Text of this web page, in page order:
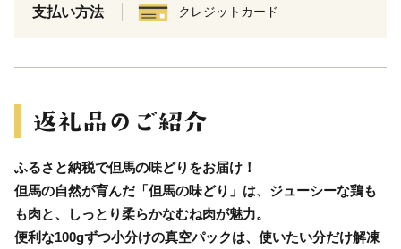
支払い方法 クレジットカード
ふるさと納税で但馬の味どりをお届け！
但馬の自然が育んだ「但馬の味どり」は、ジューシーな鶏も
も肉と、しっとり柔らかなむね肉が魅力。
便利な100gずつ小分けの真空パックは、使いたい分だけ解凍